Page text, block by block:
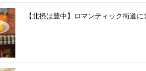
【北摂は豊中】ロマンティック街道に